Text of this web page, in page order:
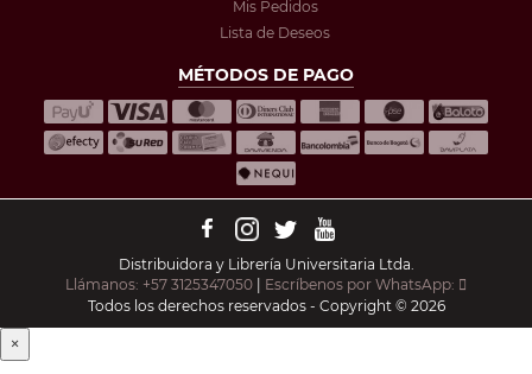
Mis Pedidos
Lista de Deseos
MÉTODOS DE PAGO
Distribuidora y Librería Universitaria Ltda.
Llámanos: +57 3125347050 | Escríbenos por WhatsApp:
Todos los derechos reservados - Copyright © 2026
×